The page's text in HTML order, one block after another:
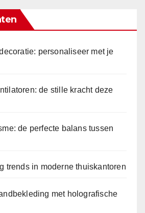
personaliseer met je
de stille kracht deze
de perfecte balans tussen
trends in moderne thuiskantoren
met holografische